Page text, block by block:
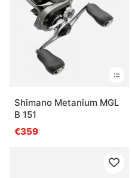
Shimano Metanium MGL
B 151
€359